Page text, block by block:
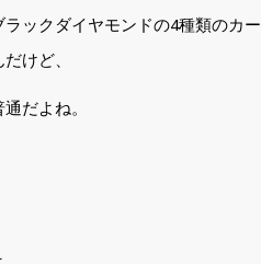
ックダイヤモンドの4種類のカ
けど、
だよね。